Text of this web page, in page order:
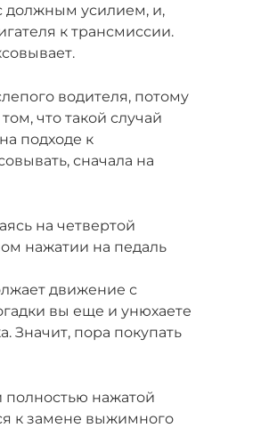
должным усилием, и,
к трансмиссии.
водителя, потому
что такой случай
подходе к
сначала на
на четвертой
нажатии на педаль
движение с
вы еще и унюхаете
Значит, пора покупать
полностью нажатой
к замене выжимного